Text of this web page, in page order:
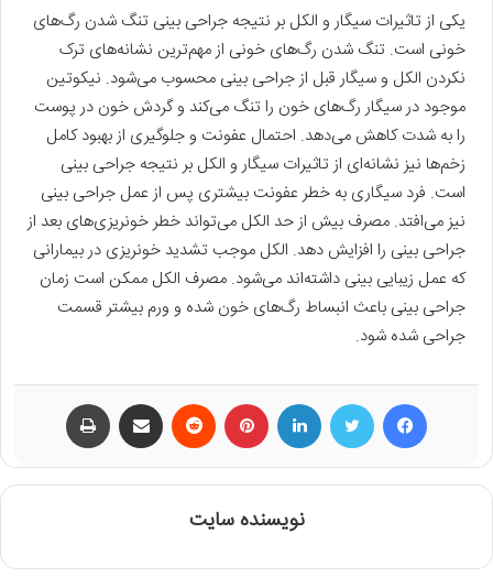
یکی از تاثیرات سیگار و الکل بر نتیجه جراحی بینی تنگ شدن رگ‌های
خونی است. تنگ شدن رگ‌های خونی از مهم‌ترین نشانه‌های ترک
نکردن الکل و سیگار قبل از جراحی بینی محسوب می‌شود. نیکوتین
موجود در سیگار رگ‌های خون را تنگ می‌کند و گردش خون در پوست
را به شدت کاهش می‌دهد. احتمال عفونت و جلوگیری از بهبود کامل
زخم‌ها نیز نشانه‌ای از تاثیرات سیگار و الکل بر نتیجه جراحی بینی
است. فرد سیگاری به خطر عفونت بیشتری پس از عمل جراحی بینی
نیز می‌افتد. مصرف بیش از حد الکل می‌تواند خطر خونریزی‌های بعد از
جراحی بینی را افزایش دهد. الکل موجب تشدید خونریزی در بیمارانی
که عمل زیبایی بینی داشته‌اند می‌شود. مصرف الکل ممکن است زمان
جراحی بینی باعث انبساط رگ‌های خون شده و ورم بیشتر قسمت
جراحی شده شود.
نویسنده سایت